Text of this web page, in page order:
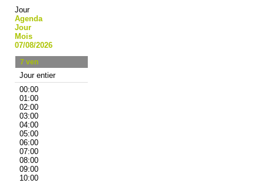
Jour
Agenda
Jour
Mois
07/08/2026
7 ven
Jour entier
00:00
01:00
02:00
03:00
04:00
05:00
06:00
07:00
08:00
09:00
10:00